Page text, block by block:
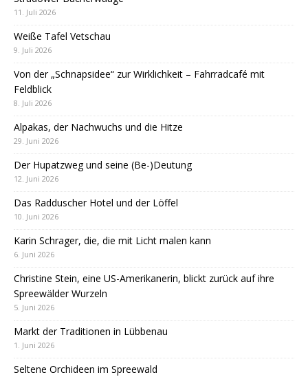
11. Juli 2026
Weiße Tafel Vetschau
9. Juli 2026
Von der „Schnapsidee“ zur Wirklichkeit – Fahrradcafé mit
Feldblick
8. Juli 2026
Alpakas, der Nachwuchs und die Hitze
29. Juni 2026
Der Hupatzweg und seine (Be-)Deutung
12. Juni 2026
Das Radduscher Hotel und der Löffel
10. Juni 2026
Karin Schrager, die, die mit Licht malen kann
6. Juni 2026
Christine Stein, eine US-Amerikanerin, blickt zurück auf ihre
Spreewälder Wurzeln
5. Juni 2026
Markt der Traditionen in Lübbenau
1. Juni 2026
Seltene Orchideen im Spreewald